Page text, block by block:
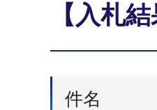
【入札
件名